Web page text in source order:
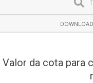
Navigation
Valor da cota para